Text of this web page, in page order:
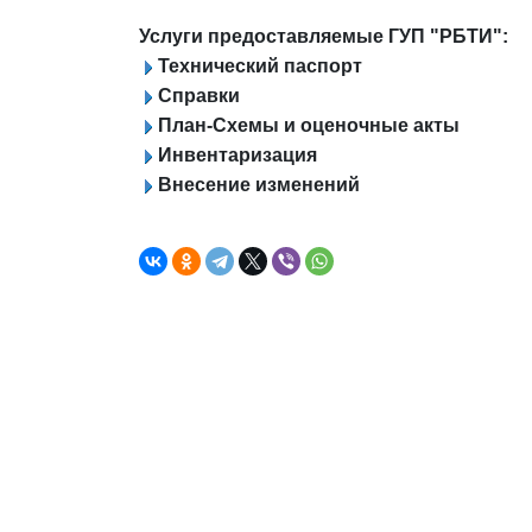
Услуги предоставляемые ГУП "РБТИ":
Технический паспорт
Справки
План-Схемы и оценочные акты
Инвентаризация
Внесение изменений